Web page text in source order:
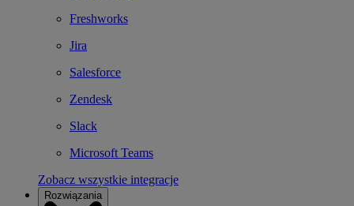
Freshworks
Jira
Salesforce
Zendesk
Slack
Microsoft Teams
Zobacz wszystkie integracje
Rozwiązania